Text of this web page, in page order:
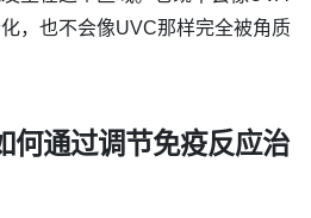
，也不会像UVC那样完全被角质
何通过调节免疫反应治